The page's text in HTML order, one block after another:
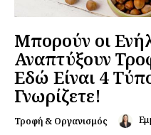
Μπορούν οι
Αναπτύξουν
Εδώ Είναι 4
Γνωρίζετε!
Τροφή & Οργανισμός